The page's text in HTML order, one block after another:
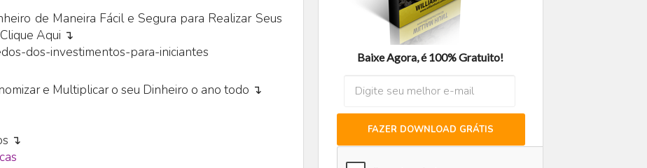
de Maneira Fácil e Segura para Realizar Seus
Aqui ↴
dos-investimentos-para-iniciantes
e Multiplicar o seu Dinheiro o ano todo ↴
↴
Baixe Agora, é 100% Gratuito!
FAZER DOWNLOAD GRÁTIS